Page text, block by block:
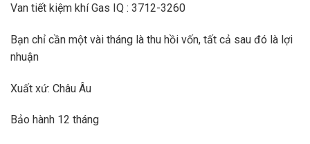
Van tiết kiệm khí Gas IQ : 3712-3260
Bạn chỉ cần một vài tháng là thu hồi vốn, tất cả sau đó là lợi
nhuận
Xuất xứ: Châu Âu
Bảo hành 12 tháng